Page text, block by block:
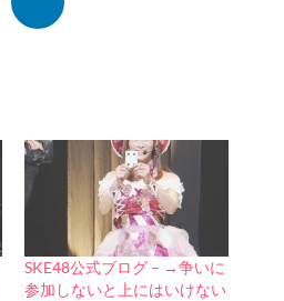
SKE48公式ブログ – →争いに
参加しないと上にはいけない